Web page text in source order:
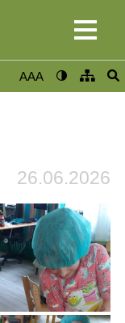
AAA
26.06.2026